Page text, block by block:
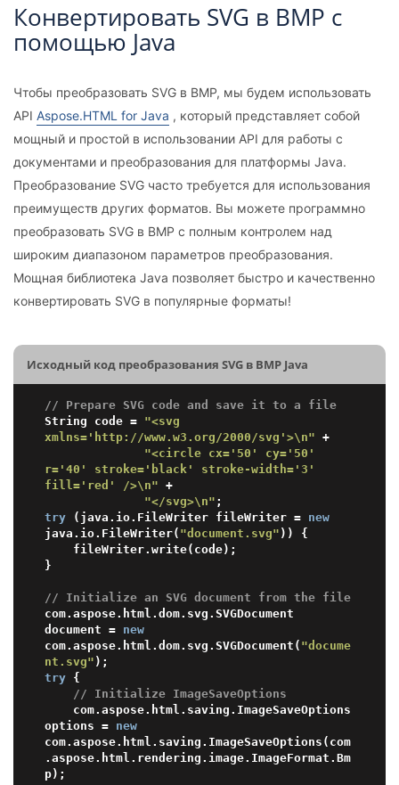
Конвертировать SVG в BMP с
помощью Java
Чтобы преобразовать SVG в BMP, мы будем использовать
API Aspose.HTML for Java , который представляет собой
мощный и простой в использовании API для работы с
документами и преобразования для платформы Java.
Преобразование SVG часто требуется для использования
преимуществ других форматов. Вы можете программно
преобразовать SVG в BMP с полным контролем над
широким диапазоном параметров преобразования.
Мощная библиотека Java позволяет быстро и качественно
конвертировать SVG в популярные форматы!
Исходный код преобразования SVG в BMP Java
// Prepare SVG code and save it to a file
String code = "<svg
xmlns='http://www.w3.org/2000/svg'>\n" +
"<circle cx='50' cy='50'
r='40' stroke='black' stroke-width='3'
fill='red' />\n" +
"</svg>\n"
try (java.io.FileWriter fileWriter = new
java.io.FileWriter( "document.svg" )) {
}
// Initialize an SVG document from the file
com.aspose.html.dom.svg.SVGDocument
document = new
com.aspose.html.dom.svg.SVGDocument( "docume
nt.svg"
try {
// Initialize ImageSaveOptions
options = new
com.aspose.html.saving.ImageSaveOptions(com
.aspose.html.rendering.image.ImageFormat.Bm
p);